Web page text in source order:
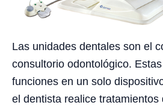
Las unidades dentales son el
consultorio odontológico.
funciones en un solo
el dentista realice tratamientos